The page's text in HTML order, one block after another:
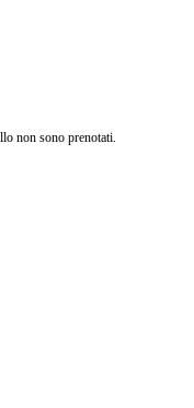
non sono prenotati.